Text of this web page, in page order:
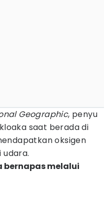
Geographic, penyu
saat berada di
oksigen
udara.
bernapas melalui